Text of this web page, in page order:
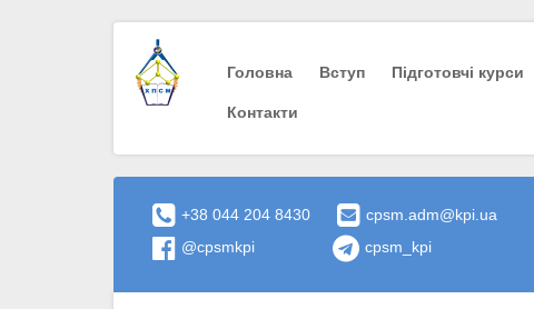
Головна Вступ Пiдготовчi курси
Контакти
+38 044 204 8430
cpsm.adm@kpi.ua
@cpsmkpi
cpsm_kpi